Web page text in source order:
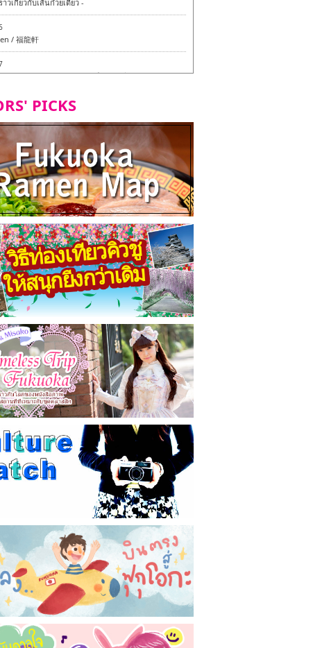
าวเกี่ยวกับเส้นก๋วยเตี๋ยว -
/ 福龍軒
สาขาหลักฮากาตะ - ทัวร์ชิมเมนูวีแกนและมังสวิรัติ
แกนและมังสวิรัติในเมืองฟุกุโอกะ
Daimyo - ทัวร์ชิมเมนูวีแกนและมังสวิรัติในเมืองฟุกุโอ
Orio Honsha Udon-ten / 東筑軒 折尾本社うどん店
Shokudo / 丸好食堂
PICKS